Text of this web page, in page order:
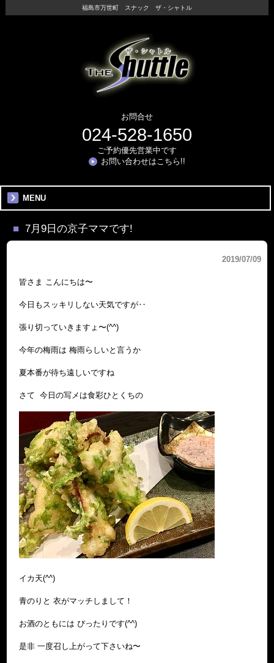
福島市万世町 スナック ザ・シャトル
お問合せ
024-528-1650
ご予約優先営業中です
お問い合わせはこちら!!
MENU
7月9日の京子ママです!
2019/07/09
皆さま こんにちは〜
今日もスッキリしない天気ですが‥
張り切っていきますょ〜(^^)
今年の梅雨は 梅雨らしいと言うか
夏本番が待ち遠しいですね
さて 今日の写メは食彩ひとくちの
イカ天(^^)
青のりと 衣がマッチしまして！
お酒のともには ぴったりです(^^)
是非 一度召し上がって下さいね〜